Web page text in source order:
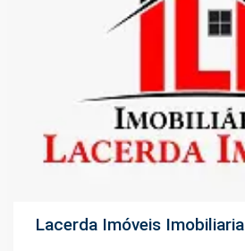
Lacerda Imóveis Imobiliaria